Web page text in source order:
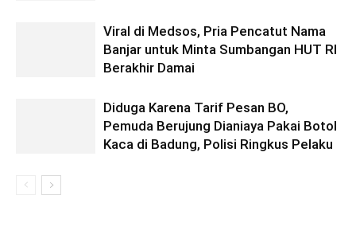
Viral di Medsos, Pria Pencatut Nama
Banjar untuk Minta Sumbangan HUT RI
Berakhir Damai
Diduga Karena Tarif Pesan BO,
Pemuda Berujung Dianiaya Pakai Botol
Kaca di Badung, Polisi Ringkus Pelaku